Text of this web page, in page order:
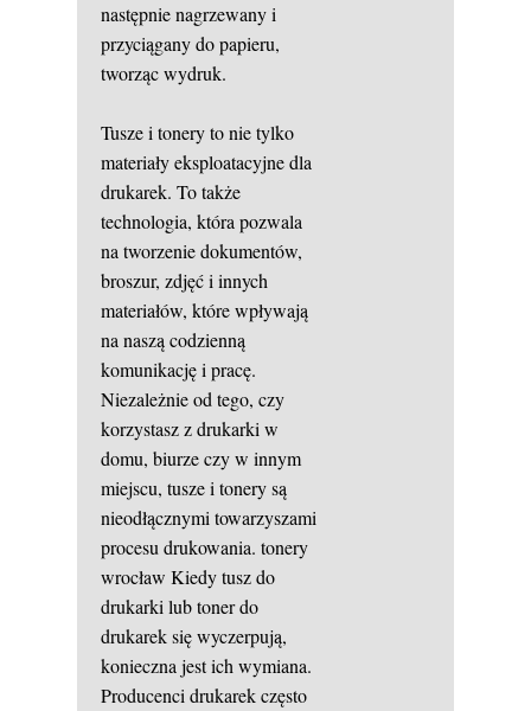
następnie nagrzewany i
przyciągany do papieru,
tworząc wydruk.
Tusze i tonery to nie tylko
materiały eksploatacyjne dla
drukarek. To także
technologia, która pozwala
na tworzenie dokumentów,
broszur, zdjęć i innych
materiałów, które wpływają
na naszą codzienną
komunikację i pracę.
Niezależnie od tego, czy
korzystasz z drukarki w
domu, biurze czy w innym
miejscu, tusze i tonery są
nieodłącznymi towarzyszami
procesu drukowania. tonery
wrocław Kiedy tusz do
drukarki lub toner do
drukarek się wyczerpują,
konieczna jest ich wymiana.
Producenci drukarek często